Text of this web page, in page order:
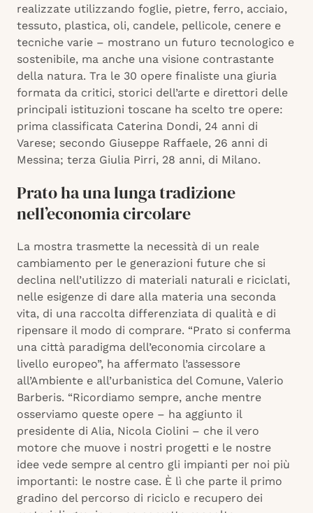
realizzate utilizzando foglie, pietre, ferro, acciaio,
tessuto, plastica, oli, candele, pellicole, cenere e
tecniche varie – mostrano un futuro tecnologico e
sostenibile, ma anche una visione contrastante
della natura. Tra le 30 opere finaliste una giuria
formata da critici, storici dell’arte e direttori delle
principali istituzioni toscane ha scelto tre opere:
prima classificata Caterina Dondi, 24 anni di
Varese; secondo Giuseppe Raffaele, 26 anni di
Messina; terza Giulia Pirri, 28 anni, di Milano.
Prato ha una lunga tradizione
nell’economia circolare
La mostra trasmette la necessità di un reale
cambiamento per le generazioni future che si
declina nell’utilizzo di materiali naturali e riciclati,
nelle esigenze di dare alla materia una seconda
vita, di una raccolta differenziata di qualità e di
ripensare il modo di comprare. “Prato si conferma
una città paradigma dell’economia circolare a
livello europeo”, ha affermato l’assessore
all’Ambiente e all’urbanistica del Comune, Valerio
Barberis. “Ricordiamo sempre, anche mentre
osserviamo queste opere – ha aggiunto il
presidente di Alia, Nicola Ciolini – che il vero
motore che muove i nostri progetti e le nostre
idee vede sempre al centro gli impianti per noi più
importanti: le nostre case. È lì che parte il primo
gradino del percorso di riciclo e recupero dei